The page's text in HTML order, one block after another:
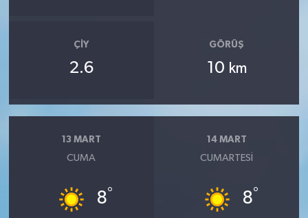
ÇIY
2.6
GÖRÜŞ
10 km
13 MART
CUMA
8°
14 MART
CUMARTESI
8°